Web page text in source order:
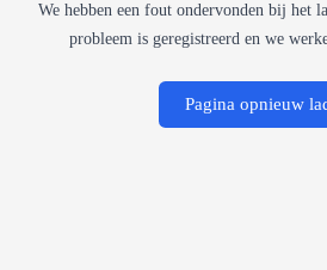
We hebben een fout ondervonden bij het
probleem is geregistreerd en we
Pagina opnieuw